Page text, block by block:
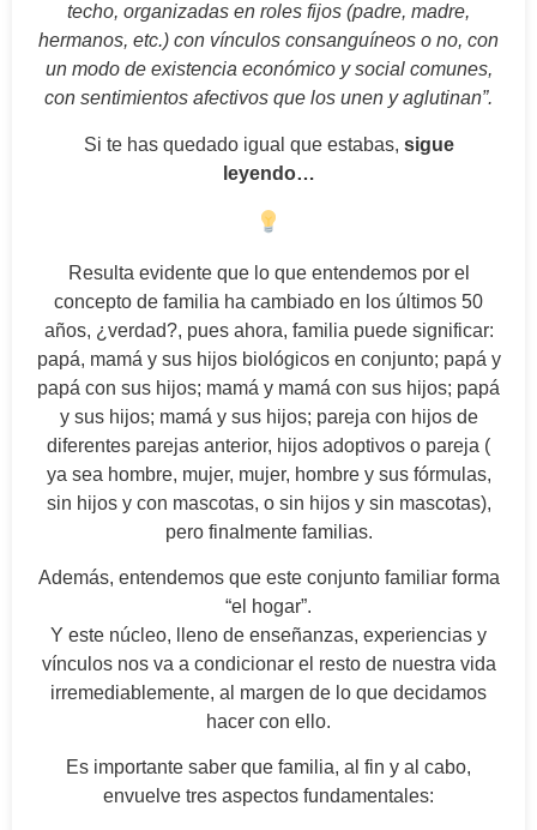
techo, organizadas en roles fijos (padre, madre,
hermanos, etc.) con vínculos consanguíneos o no, con
un modo de existencia económico y social comunes,
con sentimientos afectivos que los unen y aglutinan”.
Si te has quedado igual que estabas, sigue
leyendo…
Resulta evidente que lo que entendemos por el
concepto de familia ha cambiado en los últimos 50
años, ¿verdad?, pues ahora, familia puede significar:
papá, mamá y sus hijos biológicos en conjunto; papá y
papá con sus hijos; mamá y mamá con sus hijos; papá
y sus hijos; mamá y sus hijos; pareja con hijos de
diferentes parejas anterior, hijos adoptivos o pareja (
ya sea hombre, mujer, mujer, hombre y sus fórmulas,
sin hijos y con mascotas, o sin hijos y sin mascotas),
pero finalmente familias.
Además, entendemos que este conjunto familiar forma
“el hogar”.
Y este núcleo, lleno de enseñanzas, experiencias y
vínculos nos va a condicionar el resto de nuestra vida
irremediablemente, al margen de lo que decidamos
hacer con ello.
Es importante saber que familia, al fin y al cabo,
envuelve tres aspectos fundamentales: